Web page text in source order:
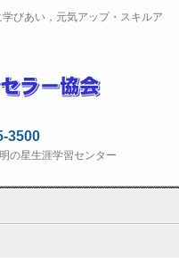
びあい，元気アップ・スキルア
3500
の星生涯学習センター